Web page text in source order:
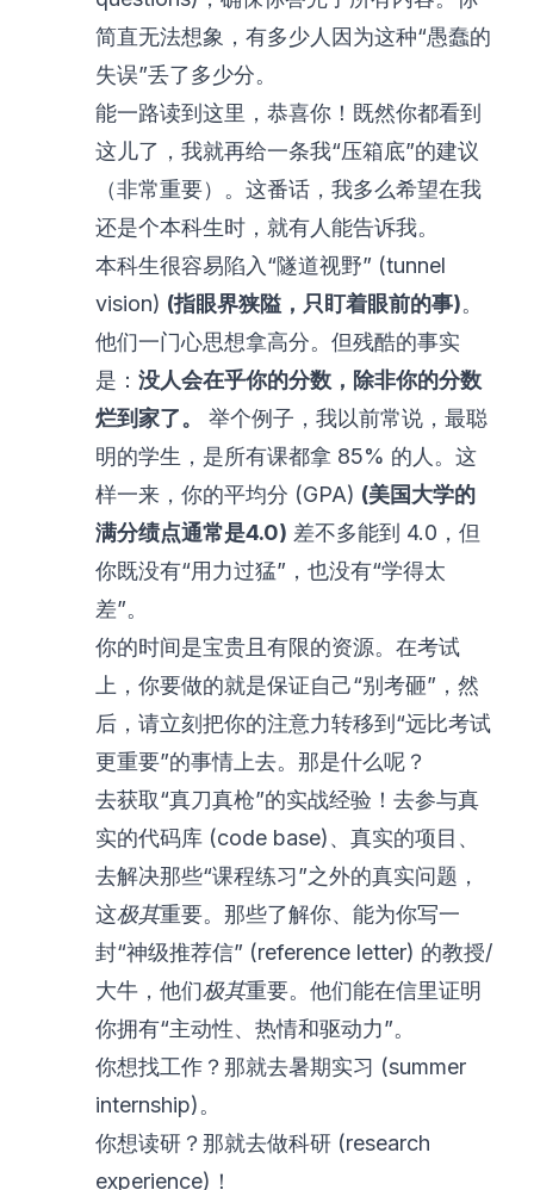
简直无法想象，有多少人因为这种“愚蠢的
失误”丢了多少分。
能一路读到这里，恭喜你！既然你都看到
这儿了，我就再给一条我“压箱底”的建议
（非常重要）。这番话，我多么希望在我
还是个本科生时，就有人能告诉我。
本科生很容易陷入“隧道视野” (tunnel
vision) (指眼界狭隘，只盯着眼前的事)。
他们一门心思想拿高分。但残酷的事实
是： 没人会在乎你的分数，除非你的分数
烂到家了。
举个例子，我以前常说，最聪
明的学生，是所有课都拿 85% 的人。这
样一来，你的平均分 (GPA) (美国大学的
满分绩点通常是4.0) 差不多能到 4.0，但
你既没有“用力过猛”，也没有“学得太
差”。
你的时间是宝贵且有限的资源。在考试
上，你要做的就是保证自己“别考砸”，然
后，请立刻把你的注意力转移到“远比考试
更重要”的事情上去。那是什么呢？
去获取“真刀真枪”的实战经验！去参与真
实的代码库 (code base)、真实的项目、
去解决那些“课程练习”之外的真实问题，
这极其重要。那些了解你、能为你写一
封“神级推荐信” (reference letter) 的教授/
大牛，他们极其重要。他们能在信里证明
你拥有“主动性、热情和驱动力”。
你想找工作？那就去暑期实习 (summer
internship)。
你想读研？那就去做科研 (research
experience)！